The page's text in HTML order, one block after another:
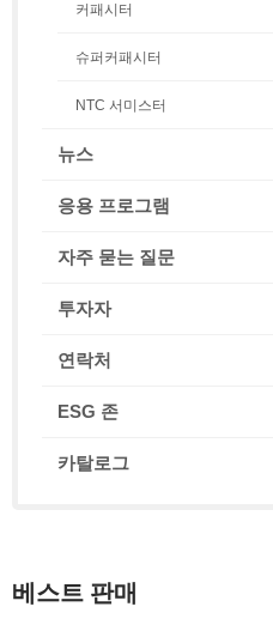
커패시터
슈퍼커패시터
NTC 서미스터
뉴스
응용 프로그램
자주 묻는 질문
투자자
연락처
ESG 존
카탈로그
베스트 판매